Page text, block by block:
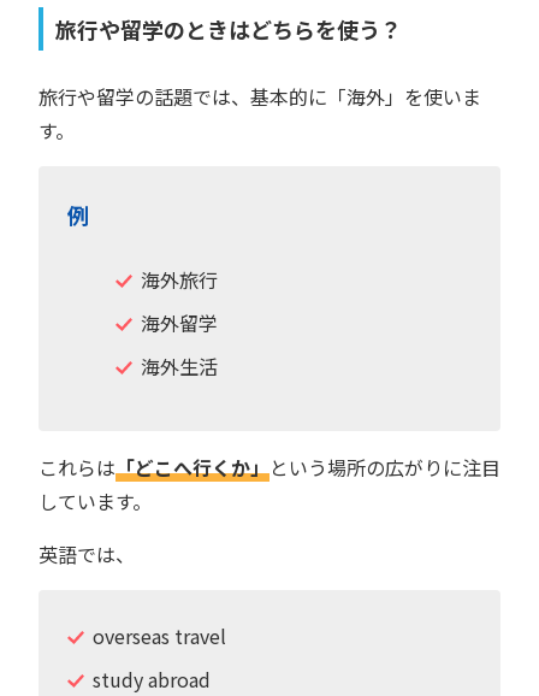
旅行や留学のときはどちらを使う？
旅行や留学の話題では、基本的に「海外」を使いま
す。
例
海外旅行
海外留学
海外生活
これらは「どこへ行くか」という場所の広がりに注目
しています。
英語では、
overseas travel
study abroad